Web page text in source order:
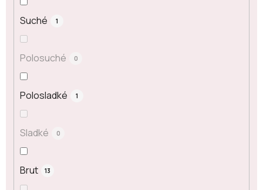
Suché 1
Polosuché 0
Polosladké 1
Sladké 0
Brut 13